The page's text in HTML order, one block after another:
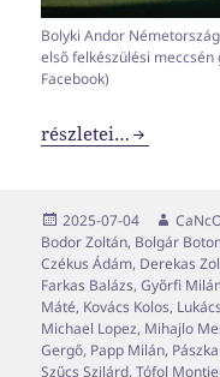
Bolyki Andor
első felkészülési meccsén
Facebook)
Transzferablak x06
részletei…
Közzétéve
2025-07-04 Szerző
Bodor Zoltán, Bolgár
Czékus Ádám, Derekas
Farkas Balázs,Győrfi
Máté, Kovács Kolos,
Michael Lopez, Mihajlo
Gergő, Papp Milán,
Szűcs Szilárd,Tófol Montiel